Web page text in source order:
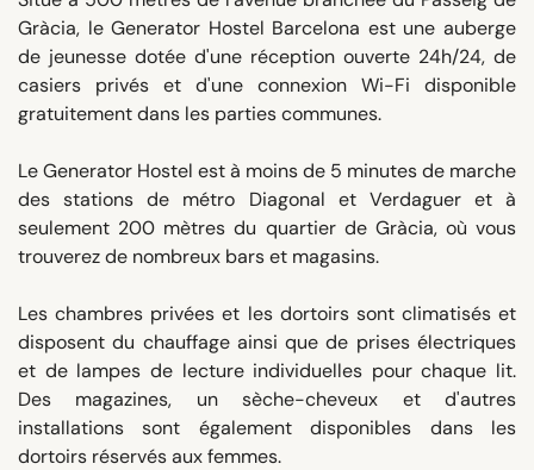
Gràcia, le Generator Hostel Barcelona est une auberge
de jeunesse dotée d'une réception ouverte 24h/24, de
casiers privés et d'une connexion Wi-Fi disponible
gratuitement dans les parties communes.
Le Generator Hostel est à moins de 5 minutes de marche
des stations de métro Diagonal et Verdaguer et à
seulement 200 mètres du quartier de Gràcia, où vous
trouverez de nombreux bars et magasins.
Les chambres privées et les dortoirs sont climatisés et
disposent du chauffage ainsi que de prises électriques
et de lampes de lecture individuelles pour chaque lit.
Des magazines, un sèche-cheveux et d'autres
installations sont également disponibles dans les
dortoirs réservés aux femmes.